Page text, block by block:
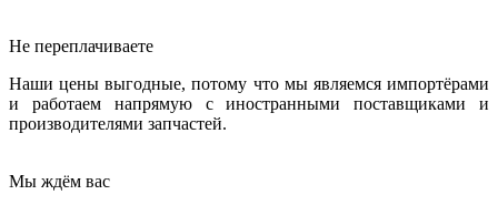
Не переплачиваете
Наши цены выгодные, потому что мы являемся импортёрами
и работаем напрямую с иностранными поставщиками и
производителями запчастей.
Мы ждём вас